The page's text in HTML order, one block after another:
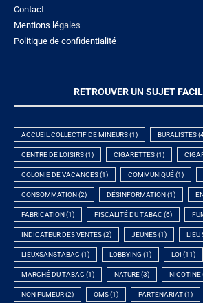
Contact
Mentions légales
Politique de confidentialité
RETROUVER UN SUJET
ACCUEIL COLLECTIF DE MINEURS(1) BURALISTES
CENTRE DE LOISIRS(1) CIGARETTES(1)
COLONIE DE VACANCES(1) COMMUNIQUÉ(1)
CONSOMMATION (2) DÉSINFORMATION (1)
FABRICATION (1) FISCALITÉ DU TABAC (6)
INDICATEUR DES VENTES(2) JEUNES(1) LIEU
LIEUXSANSTABAC (1) LOBBYING (1) LOI (11)
MARCHÉ DU TABAC (1) NATURE(3) NICOTINE
NON FUMEUR(2) OMS(1) PARTENARIAT(1)